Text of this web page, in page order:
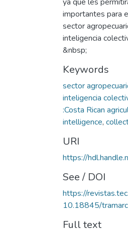
importantes para
sector
inteligencia
&nbsp;
Keywords
sector
inteligencia
:Costa Rican
intelligence,
URI
https://
See / DOI
https://
10.18845/
Full text